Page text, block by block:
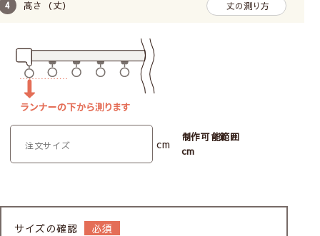
高さ（丈） 丈の測り方
cm
制作可能範囲
cm
サイズの確認